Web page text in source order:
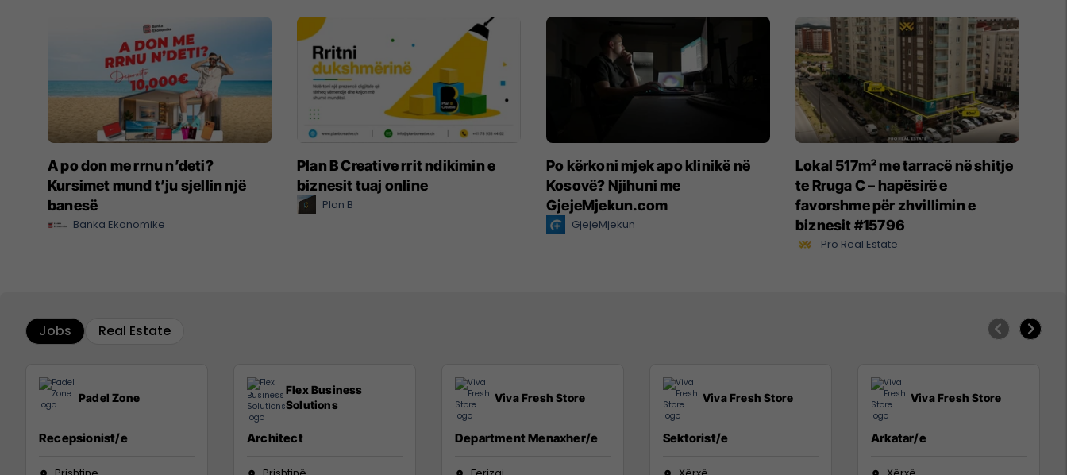
A po don me rrnu n’deti?
Kursimet mund t’ju sjellin një
banesë
Banka Ekonomike
Plan B Creative rrit ndikimin e
biznesit tuaj online
Plan B
Po kërkoni mjek apo klinikë në
Kosovë? Njihuni me
GjejeMjekun.com
GjejeMjekun
Lokal 517m² me tarracë në shitje
te Rruga C – hapësirë e
favorshme për zhvillimin e
biznesit #15796
Pro Real Estate
Jobs Real Estate
Padel Zone
Recepsionist/e
Flex Business
Solutions
Architect
Viva Fresh Store
Department Menaxher/e
Viva Fresh Store
Sektorist/e
Viva Fresh Store
Arkatar/e